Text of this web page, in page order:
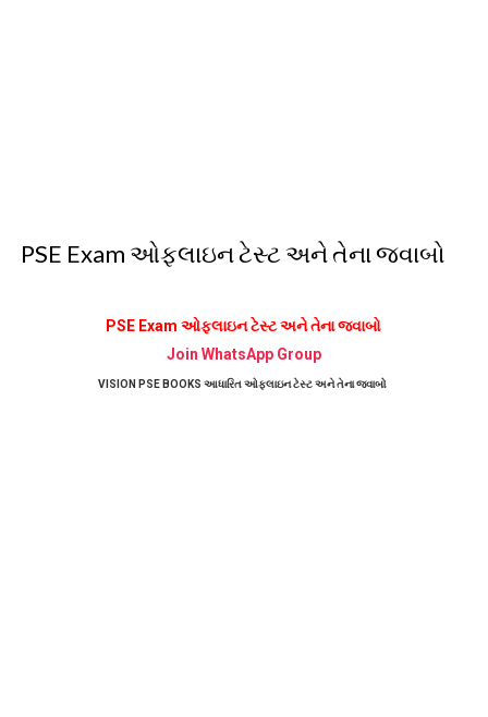
PSE Exam ઓફલાઇન ટેસ્ટ અને તેના જવાબો
PSE Exam ઓફલાઇન ટેસ્ટ અને તેના જવાબો
Join WhatsApp Group
VISION PSE BOOKS આધારિત ઓફલાઇન ટેસ્ટ અને તેના જવાબો